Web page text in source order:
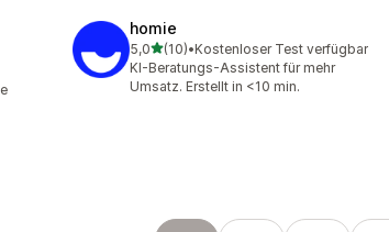
homie
5,05 yıldız üzerinden
(10)
toplam 10 değerlendirme
•Kostenloser Test verfügbar
KI-Beratungs-Assistent für mehr
Umsatz. Erstellt in <10 min.